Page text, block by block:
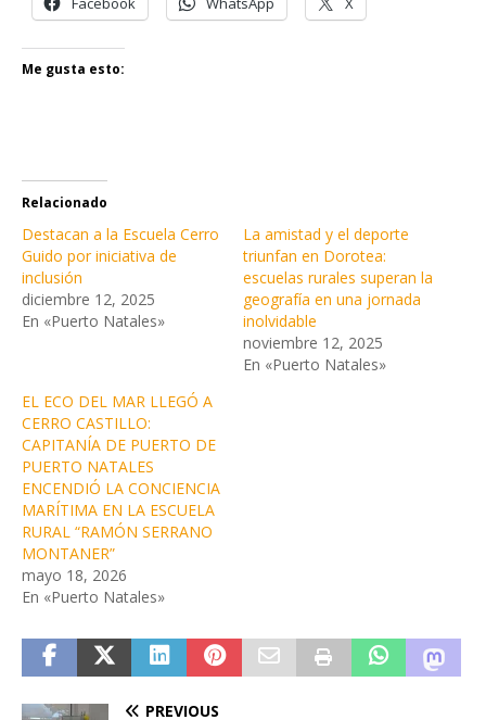
Me gusta esto:
Relacionado
Destacan a la Escuela Cerro
Guido por iniciativa de
inclusión
diciembre 12, 2025
En «Puerto Natales»
La amistad y el deporte
triunfan en Dorotea:
escuelas rurales superan la
geografía en una jornada
inolvidable
noviembre 12, 2025
En «Puerto Natales»
EL ECO DEL MAR LLEGÓ A
CERRO CASTILLO:
CAPITANÍA DE PUERTO DE
PUERTO NATALES
ENCENDIÓ LA CONCIENCIA
MARÍTIMA EN LA ESCUELA
RURAL “RAMÓN SERRANO
MONTANER”
mayo 18, 2026
En «Puerto Natales»
PREVIOUS